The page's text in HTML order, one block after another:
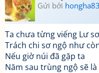
Gửi bởi hongha83
Ta chưa từng viếng Lư
Trách chi sơ ngộ như
Nếu giờ núi đã gặp ta
Năm sau trùng ngộ sẽ